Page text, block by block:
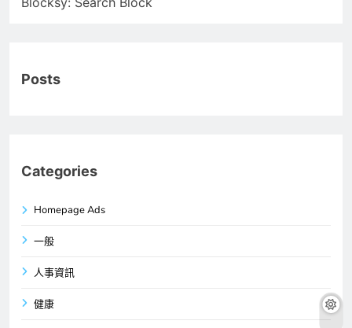
Posts
Categories
Homepage Ads
一般
人事資訊
健康